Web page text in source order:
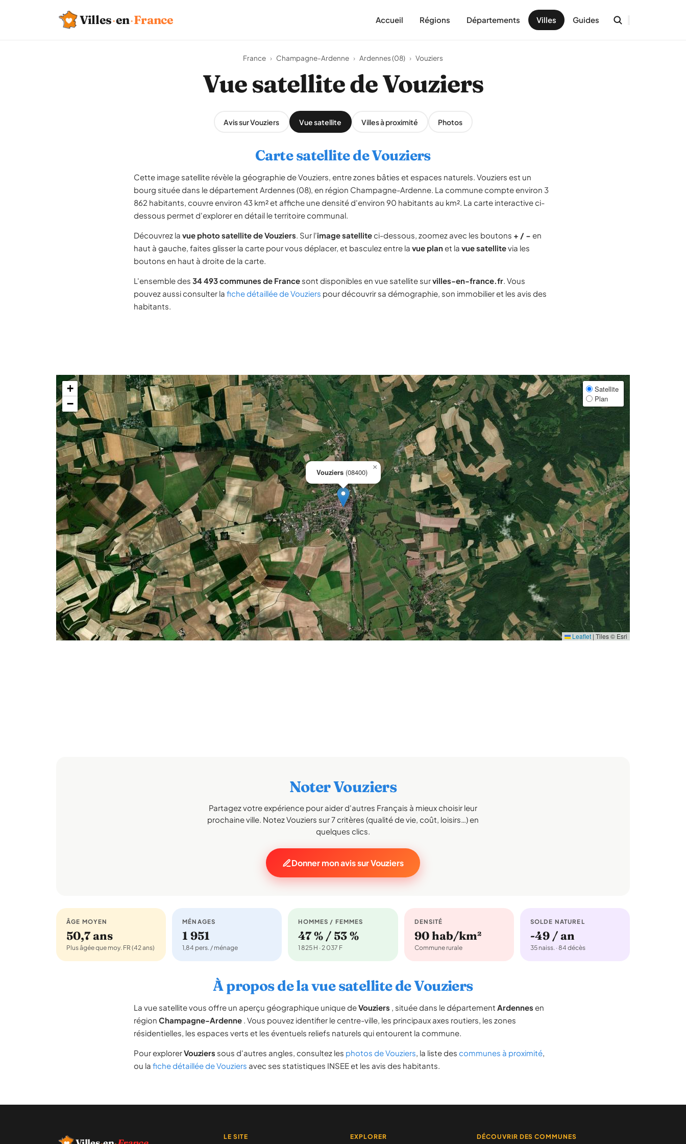
Villes·en·France Accueil Régions Départements Villes Guides
France › Champagne-Ardenne › Ardennes (08) › Vouziers
Vue satellite de Vouziers
Avis sur Vouziers Vue satellite Villes à proximité Photos
Carte satellite de Vouziers
Cette image satellite révèle la géographie de Vouziers, entre zones bâties et espaces naturels. Vouziers est un
bourg située dans le département Ardennes (08), en région Champagne-Ardenne. La commune compte environ 3
862 habitants, couvre environ 43 km² et affiche une densité d'environ 90 habitants au km². La carte interactive ci-
dessous permet d'explorer en détail le territoire communal.
Découvrez la vue photo satellite de Vouziers. Sur l'image satelliteci-dessous, zoomez avec les boutons + / − en
haut à gauche, faites glisser la carte pour vous déplacer, et basculez entre la vue planet la vue satellitevia les
boutons en haut à droite de la carte.
L'ensemble des 34 493 communes de France sont disponibles en vue satellite survilles-en-france.fr. Vous
pouvez aussi consulter la fiche détaillée de Vouziers pour découvrir sa démographie, son immobilier et les avis des
habitants.
Vouziers (08400)
×
+
−
Satellite
Plan
Leaflet | Tiles © Esri
Noter Vouziers
Partagez votre expérience pour aider d'autres Français à mieux choisir leur
prochaine ville. Notez Vouziers sur 7 critères (qualité de vie, coût, loisirs…) en
quelques clics.
Donner mon avis sur Vouziers
ÂGE MOYEN
50,7 ans
Plus âgée que moy. FR (42 ans)
MÉNAGES
1 951
1,84 pers. / ménage
HOMMES / FEMMES
47 % / 53 %
1 825 H · 2 037 F
DENSITÉ
90 hab/km²
Commune rurale
SOLDE NATUREL
-49 / an
35 naiss. · 84 décès
À propos de la vue satellite de Vouziers
La vue satellite vous offre un aperçu géographique unique deVouziers , située dans le département Ardennes en
région Champagne-Ardenne . Vous pouvez identifier le centre-ville, les principaux axes routiers, les zones
résidentielles, les espaces verts et les éventuels reliefs naturels qui entourent la commune.
Pour explorerVouziers sous d'autres angles, consultez les photos de Vouziers, la liste des communes à proximité,
ou la fiche détaillée de Vouziers avec ses statistiques INSEE et les avis des habitants.
LE SITE EXPLORER DÉCOUVRIR DES COMMUNES